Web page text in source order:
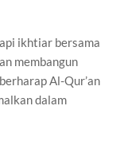
ikhtiar bersama
membangun
Al-Qur’an
dalam